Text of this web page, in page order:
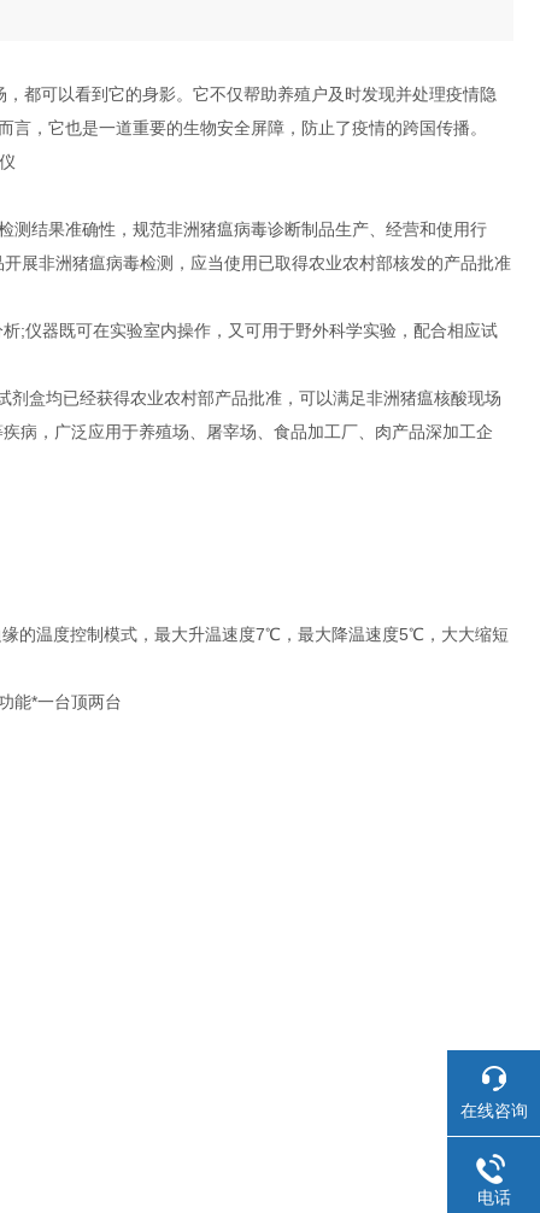
都可以看到它的身影。它不仅帮助养殖户及时发现并处理疫情隐
，它也是一道重要的生物安全屏障，防止了疫情的跨国传播。
测结果准确性，规范非洲猪瘟病毒诊断制品生产、经营和使用行
展非洲猪瘟病毒检测，应当使用已取得农业农村部核发的产品批准
;仪器既可在实验室内操作，又可用于野外科学实验，配合相应试
盒均已经获得农业农村部产品批准，可以满足非洲猪瘟核酸现场
病，广泛应用于养殖场、屠宰场、食品加工厂、肉产品深加工企
的温度控制模式，最大升温速度7℃，最大降温速度5℃，大大缩短
能*一台顶两台
在线咨询
电话